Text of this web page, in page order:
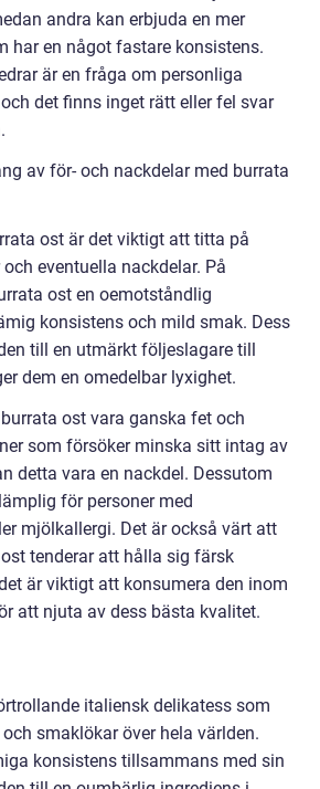
andra kan erbjuda en mer
har en något fastare konsistens.
är en fråga om personliga
det finns inget rätt eller fel svar
av för- och nackdelar med burrata
ost är det viktigt att titta på
eventuella nackdelar. På
ost en oemotståndlig
konsistens och mild smak. Dess
till en utmärkt följeslagare till
dem en omedelbar lyxighet.
ost vara ganska fet och
som försöker minska sitt intag av
detta vara en nackdel. Dessutom
för personer med
mjölkallergi. Det är också värt att
tenderar att hålla sig färsk
är viktigt att konsumera den inom
att njuta av dess bästa kvalitet.
italiensk delikatess som
smaklökar över hela världen.
konsistens tillsammans med sin